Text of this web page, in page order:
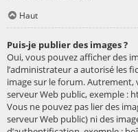
Haut
Puis-je publier des images ?
Oui, vous pouvez afficher des
l’administrateur a autorisé les
image sur le forum. Autrement,
serveur Web public, exemple :
Vous ne pouvez pas lier des
serveur Web public) ni des